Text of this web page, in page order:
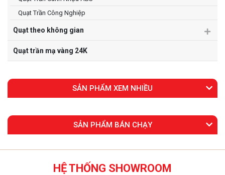
Quạt Trần Công Nghiệp
Quạt theo không gian
Quạt trần mạ vàng 24K
SẢN PHẨM XEM NHIỀU
SẢN PHẨM BÁN CHẠY
HỆ THỐNG SHOWROOM